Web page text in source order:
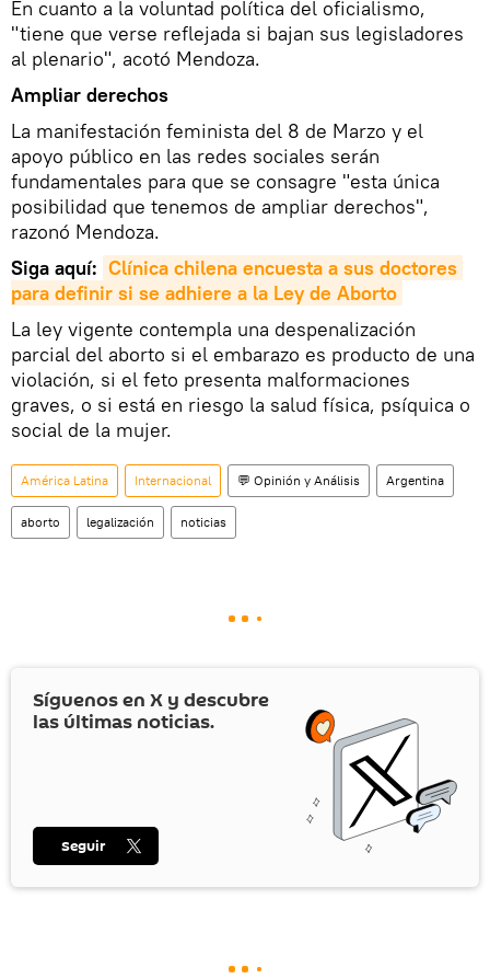
En cuanto a la voluntad política del oficialismo,
"tiene que verse reflejada si bajan sus legisladores
al plenario", acotó Mendoza.
Ampliar derechos
La manifestación feminista del 8 de Marzo y el
apoyo público en las redes sociales serán
fundamentales para que se consagre "esta única
posibilidad que tenemos de ampliar derechos",
razonó Mendoza.
Siga aquí: Clínica chilena encuesta a sus doctores
para definir si se adhiere a la Ley de Aborto
La ley vigente contempla una despenalización
parcial del aborto si el embarazo es producto de una
violación, si el feto presenta malformaciones
graves, o si está en riesgo la salud física, psíquica o
social de la mujer.
América Latina Internacional 💬 Opinión y Análisis Argentina
aborto legalización noticias
Síguenos en X y descubre
las últimas noticias.
Seguir